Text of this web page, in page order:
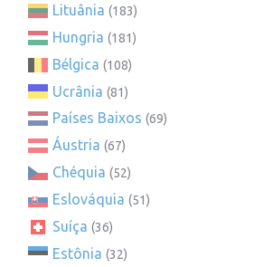
Lituânia (183)
Hungria (181)
Bélgica (108)
Ucrânia (81)
Países Baixos (69)
Áustria (67)
Chéquia (52)
Eslováquia (51)
Suíça (36)
Estônia (32)